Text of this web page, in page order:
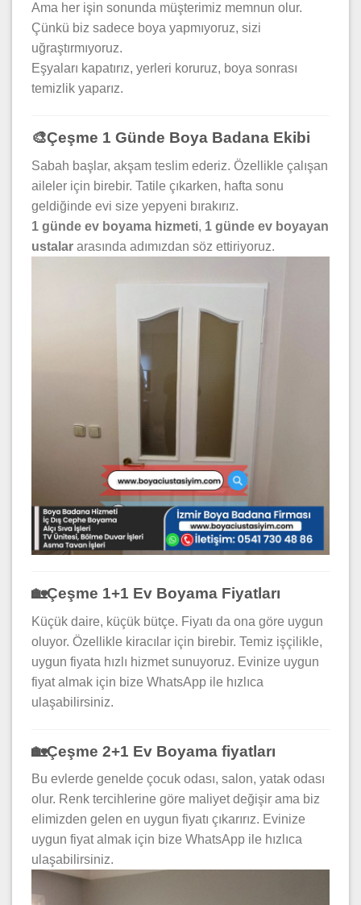
Ama her işin sonunda müşterimiz memnun olur.
Çünkü biz sadece boya yapmıyoruz, sizi
uğraştırmıyoruz.
Eşyaları kapatırız, yerleri koruruz, boya sonrası
temizlik yaparız.
🎨Çeşme 1 Günde Boya Badana Ekibi
Sabah başlar, akşam teslim ederiz. Özellikle çalışan
aileler için birebir. Tatile çıkarken, hafta sonu
geldiğinde evi size yepyeni bırakırız.
1 günde ev boyama hizmeti, 1 günde ev boyayan
ustalar arasında adımızdan söz ettiriyoruz.
🏡Çeşme 1+1 Ev Boyama Fiyatları
Küçük daire, küçük bütçe. Fiyatı da ona göre uygun
oluyor. Özellikle kiracılar için birebir. Temiz işçilikle,
uygun fiyata hızlı hizmet sunuyoruz. Evinize uygun
fiyat almak için bize WhatsApp ile hızlıca
ulaşabilirsiniz.
🏡Çeşme 2+1 Ev Boyama fiyatları
Bu evlerde genelde çocuk odası, salon, yatak odası
olur. Renk tercihlerine göre maliyet değişir ama biz
elimizden gelen en uygun fiyatı çıkarırız. Evinize
uygun fiyat almak için bize WhatsApp ile hızlıca
ulaşabilirsiniz.